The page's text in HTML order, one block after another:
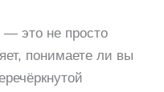
— это не просто
понимаете ли вы